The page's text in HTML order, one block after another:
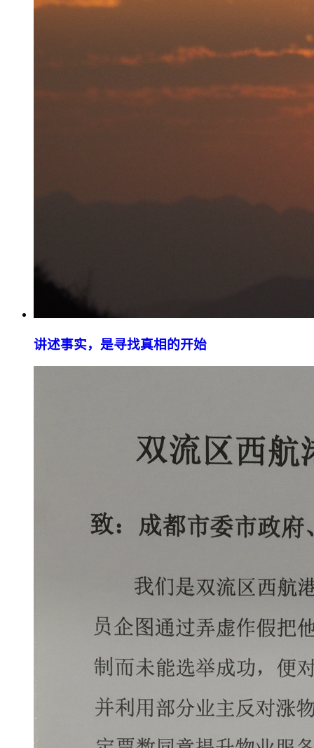
讲述事实，是寻找真相的开始